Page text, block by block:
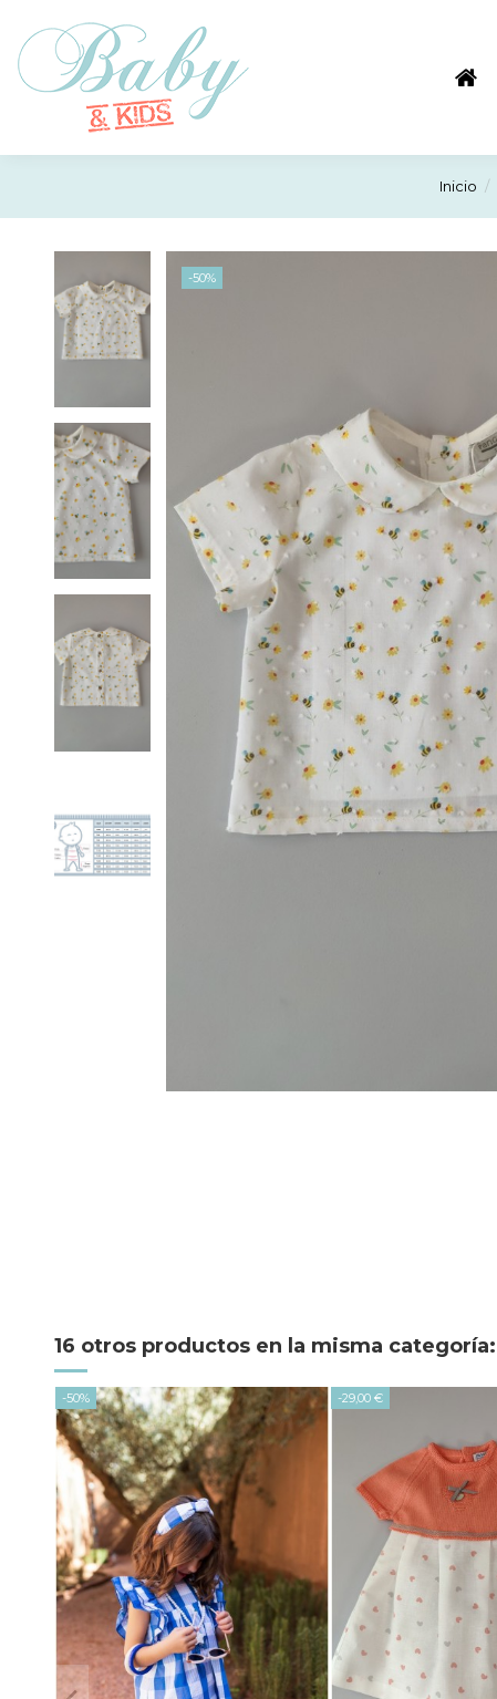
Inicio
-50%
16 otros productos en la misma categoría:
-50% -29,00 €